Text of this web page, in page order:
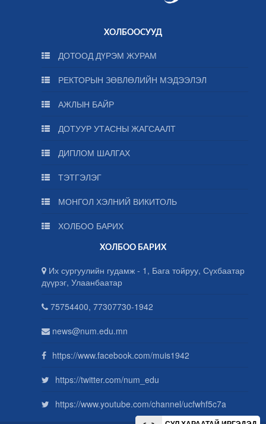
ХОЛБООСУУД
ДОТООД ДҮРЭМ ЖУРАМ
РЕКТОРЫН ЗӨВЛӨЛИЙН МЭДЭЭЛЭЛ
АЖЛЫН БАЙР
ДОТУУР УТАСНЫ ЖАГСААЛТ
ДИПЛОМ ШАЛГАХ
ТЭТГЭЛЭГ
МОНГОЛ ХЭЛНИЙ ВИКИТОЛЬ
ХОЛБОО БАРИХ
ХОЛБОО БАРИХ
Их сургуулийн гудамж - 1, Бага тойруу, Сүхбаатар
дүүрэг, Улаанбаатар
75754400, 77307730-1942
news@num.edu.mn
https://www.facebook.com/muis1942
https://twitter.com/num_edu
https://www.youtube.com/channel/ucfwhf5c7a